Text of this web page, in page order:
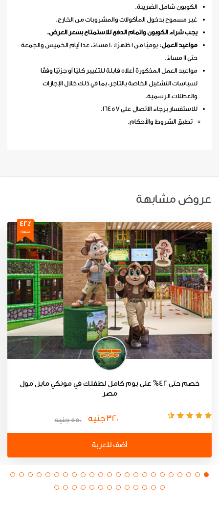
الكوبون شامل الضريبة.
غير مسموح بدخول المأكولات والمشروبات من الخارج.
يجب شراء الكوبون واتمام الدفع للاستمتاع بسعر العرض.
مواعيد العمل
: يوميًا من 1 ظهرًا: 10 مساءً، عدا أيام الخميس والجمعة
حتى 11 مساءً.
مواعيد العمل المذكورة أعلاه قابلة للتغيير كليًا أو جزئيًا وفقًا
لسياسات التشغيل الخاصة بالتاجر، بما في ذلك خلال الإجازات
والعطلات الرسمية.
للاستفسار برجاء الاتصال على 16457.
تطبق الشروط والأحكام.
عروض مشابهة
42٪
خصم
خصم حتى 42% على يوم كامل لطفلك في مونكي مايز, مول
مصر
320 جنيه 550 جنيه
أضف للعربة